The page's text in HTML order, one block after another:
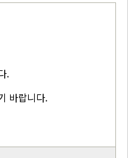
.
바랍니다.